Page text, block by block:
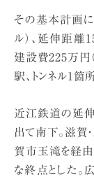
その基本計画に
ル）、延伸距離
建設費225万円
駅、トンネル1箇
近江鉄道の延
出て南下。滋賀
賀市玉滝を経由
な終点とした。